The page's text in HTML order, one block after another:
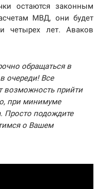
остаются законным
МВД, они будет
четырех лет. Аваков
обращаться в
очереди! Все
возможность прийти
при минимуме
Просто подождите
о Вашем